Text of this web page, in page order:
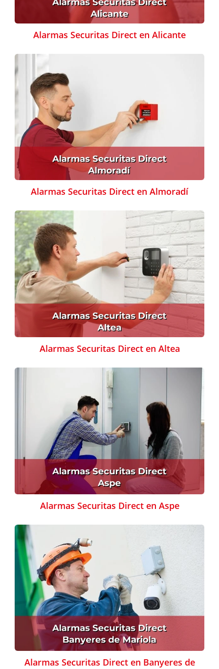
Alarmas Securitas Direct en Alicante
Alarmas Securitas Direct en Almoradí
Alarmas Securitas Direct en Altea
Alarmas Securitas Direct en Aspe
Alarmas Securitas Direct en Banyeres de